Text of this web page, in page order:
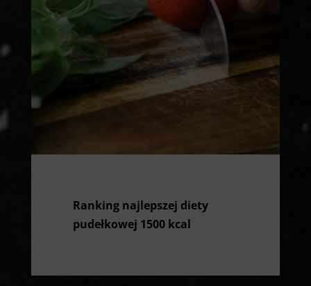
Ranking najlepszej diety
pudełkowej 1500 kcal